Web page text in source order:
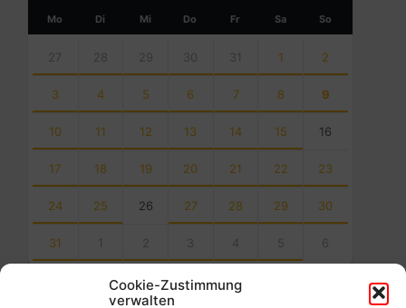
Cookie-Zustimmung
verwalten
Month
Mo Di Mi Do Fr Sa So
calendar
days
27 28 29 30 31 1 2
3 4 5 6 7 8 9
10 11 12 13 14 15 16
17 18 19 20 21 22 23
24 25 26 27 28 29 30
31 1 2 3 4 5 6